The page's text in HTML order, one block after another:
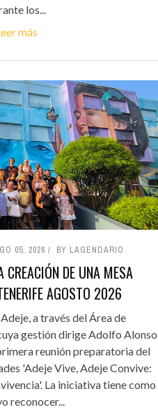
los...
más
05, 2026 BY LAGENDARIO
CREACIÓN DE UNA MESA
AGOSTO 2026
a través del Área de
gestión dirige Adolfo Alonso
reunión preparatoria del
'Adeje Vive, Adeje Convive:
La iniciativa tiene como
reconocer...